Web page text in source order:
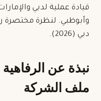
قيادة عملية لدبي
وأبوظبي. لنظرة مختصرة
دبي (2026)
.
نبذة عن
ملف الشركة